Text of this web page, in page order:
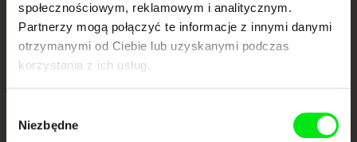
społecznościowym, reklamowym i analitycznym.
Partnerzy mogą połączyć te informacje z innymi danymi
otrzymanymi od Ciebie lub uzyskanymi podczas
korzystania z ich usług.
zgody
Niezbędne
Portal DAFilms.pl powstał w wyniku inicjatywy Doc Alliance, kreatywnej
współpracy 7 europejskich festiwali kina dokumentalnego. Naszym celem
jest przesuwać granice filmu dokumentalnego, wspierać jego
różnorodność i promować wartościowe autorskie filmy.
Członkowie Doc Alliance